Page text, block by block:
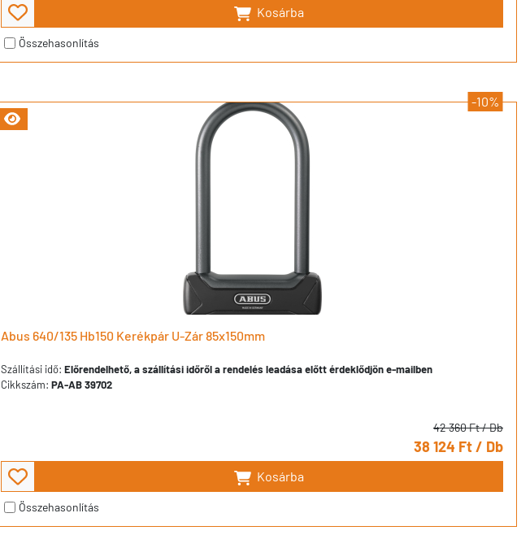
Kosárba
Összehasonlítás
-10%
Abus 640/135 Hb150 Kerékpár U-Zár 85x150mm
Szállítási idő: Előrendelhető, a szállítási időről a rendelés leadása előtt érdeklődjön e-mailben
Cikkszám: PA-AB 39702
42 360 Ft/ Db
38 124 Ft/ Db
Kosárba
Összehasonlítás